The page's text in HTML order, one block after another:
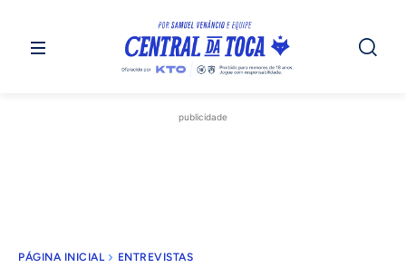
publicidade
PÁGINA INICIAL ENTREVISTAS